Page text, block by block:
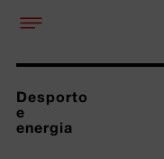
Desporto
e
energia